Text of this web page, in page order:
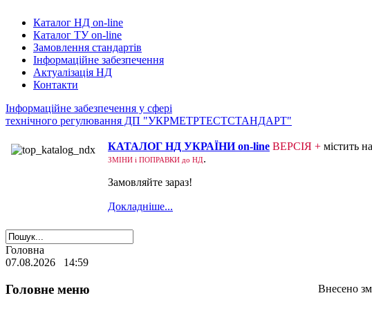
Каталог НД on-line
Каталог ТУ on-line
Замовлення стандартів
Інформаційне забезпечення
Актуалізація НД
Контакти
Інформаційне забезпечення у сфері
технічного регулювання ДП "УКРМЕТРТЕСТСТАНДАРТ"
КАТАЛОГ НД УКРАЇНИ on-line ВЕРСІЯ + містить
ЗМІНИ і ПОПРАВКИ до НД.
Замовляйте зараз!
Докладніше...
Головна
07.08.2026 14:59
Головне меню Внесено